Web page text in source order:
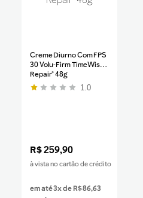
Creme Diurno Com FPS
30 Volu-Firm TimeWise
Repair® 48g
1.0
R$259,90
à vista no cartão de crédito
em até3x de R$86,63